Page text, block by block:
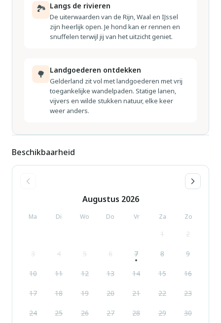
🏞 Langs de rivieren
De uiterwaarden van de Rijn, Waal en IJssel
zijn heerlijk open. Je hond kan er rennen en
snuffelen terwijl jij van het uitzicht geniet.
🌳 Landgoederen ontdekken
Gelderland zit vol met landgoederen met vrij
toegankelijke wandelpaden. Statige lanen,
vijvers en wilde stukken natuur, elke keer
weer anders.
Beschikbaarheid
Augustus 2026
Ma Di Wo Do Vr Za Zo
1 2
3 4 5 6 7 8 9
10 11 12 13 14 15 16
17 18 19 20 21 22 23
24 25 26 27 28 29 30